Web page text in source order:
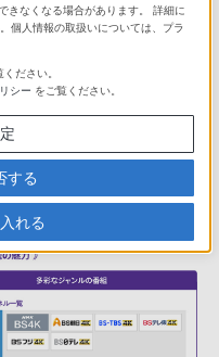
放送の視聴・
蔵なので、高精細な4K
１）（＊２）。スポー
ルの番組を美しい4K画
きなくなる場合があります。 詳細に
個人情報の取扱いについては、プラ
ください。
シー をご覧ください。
する
れる